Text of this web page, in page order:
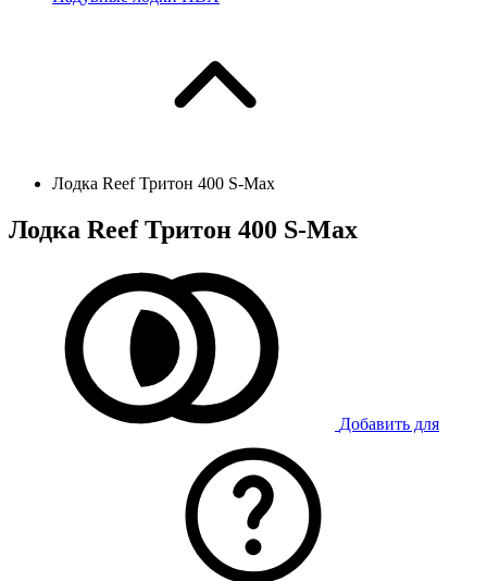
Лодка Reef Тритон 400 S-Max
Лодка Reef Тритон 400 S-Max
Добавить для